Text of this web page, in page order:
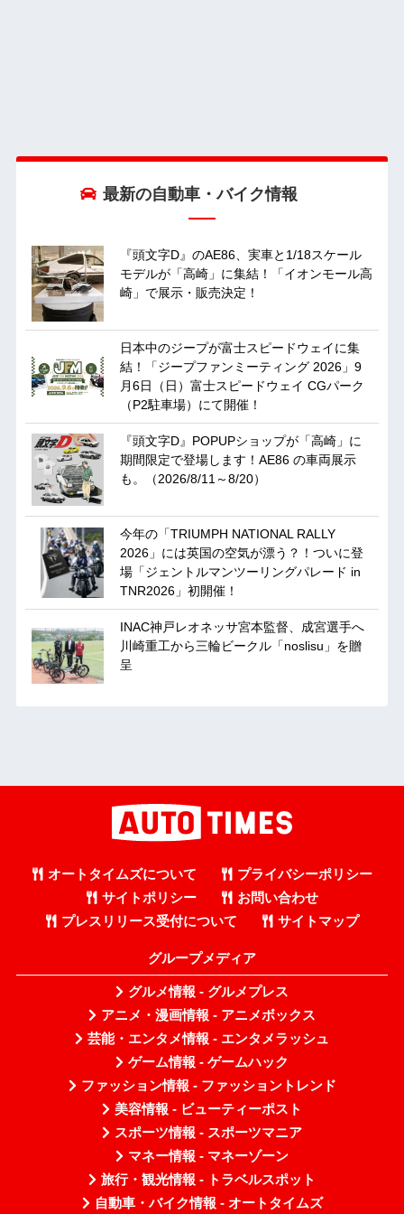
最新の自動車・バイク情報
『頭文字D』のAE86、実車と1/18スケール
モデルが「高崎」に集結！「イオンモール高
崎」で展示・販売決定！
日本中のジープが富士スピードウェイに集
結！「ジープファンミーティング 2026」9
月6日（日）富士スピードウェイ CGパーク
（P2駐車場）にて開催！
『頭文字D』POPUPショップが「高崎」に
期間限定で登場します！AE86 の車両展示
も。（2026/8/11～8/20）
今年の「TRIUMPH NATIONAL RALLY
2026」には英国の空気が漂う？！ついに登
場「ジェントルマンツーリングパレード in
TNR2026」初開催！
INAC神戸レオネッサ宮本監督、成宮選手へ
川崎重工から三輪ビークル「noslisu」を贈
呈
オートタイムズについて
プライバシーポリシー
サイトポリシー
お問い合わせ
プレスリリース受付について
サイトマップ
グループメディア
グルメ情報 - グルメプレス
アニメ・漫画情報 - アニメボックス
芸能・エンタメ情報 - エンタメラッシュ
ゲーム情報 - ゲームハック
ファッション情報 - ファッショントレンド
美容情報 - ビューティーポスト
スポーツ情報 - スポーツマニア
マネー情報 - マネーゾーン
旅行・観光情報 - トラベルスポット
自動車・バイク情報 - オートタイムズ